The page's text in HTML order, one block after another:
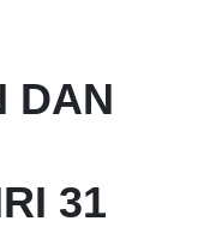
DAN
31